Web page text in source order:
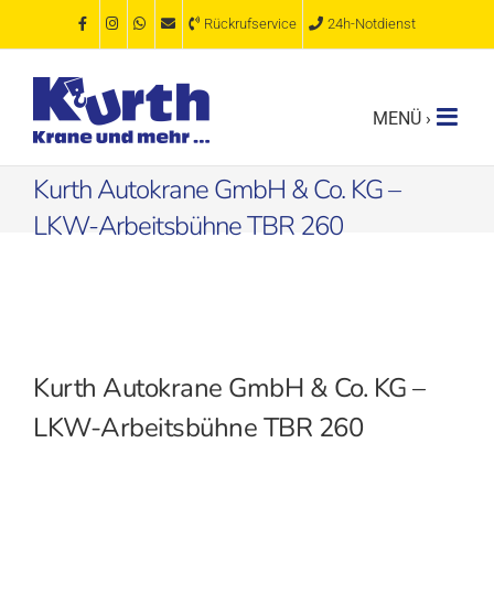
Rückrufservice 24h-Notdienst
Kurth Autokrane GmbH & Co. KG –
LKW-Arbeitsbühne TBR 260
Kurth Autokrane GmbH & Co. KG –
LKW-Arbeitsbühne TBR 260